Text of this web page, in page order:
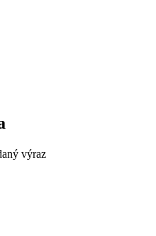
výraz